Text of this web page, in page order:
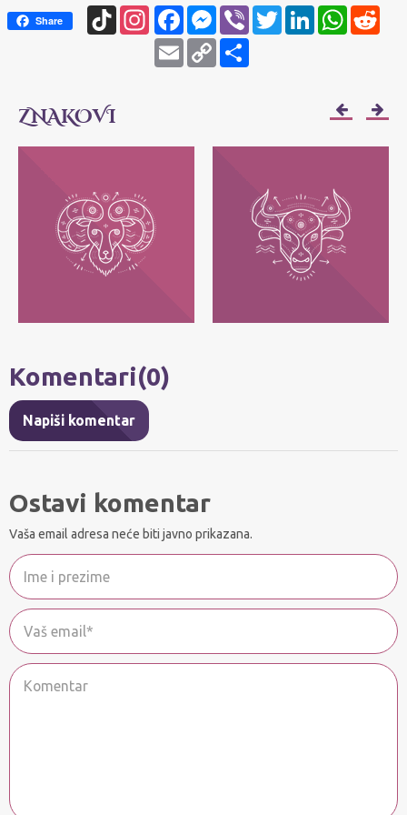
Share
TikTok InstagramFacebookMessenger
Viber TwitterLinkedInWhatsApp
Email
Copy
Link
ZNAKOVI
OVAN
Njihov moto je: Ja sam! Najvažnije im je
da svako može da bude ono što jeste, bez
pretvaranja.
BIK
Njihov moto je: Ja imam - posedujem!
Najvažnije im je da zadrže ono što im
pripada.
Komentari(0)
Napiši komentar
Ostavi komentar
Vaša email adresa neće biti javno prikazana.